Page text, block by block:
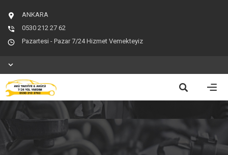
ANKARA
0530 212 27 62
Pazartesi - Pazar 7/24 Hizmet Vemekteyiz